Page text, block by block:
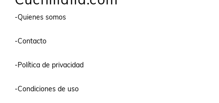
-Quienes somos
-Contacto
-Política de privacidad
-Condiciones de uso